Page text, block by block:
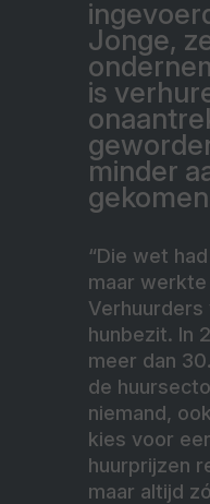
Jonge,
is
minder
“Die wet
maar
hunbezit. In
meer dan
de
niemand,
kies voor
huurprijzen
maar altijd